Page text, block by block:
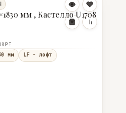
мм , Кастелло U1708
мм LF - лофт